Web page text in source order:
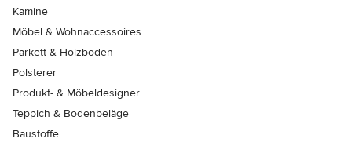
Kamine
Möbel & Wohnaccessoires
Parkett & Holzböden
Polsterer
Produkt- & Möbeldesigner
Teppich & Bodenbeläge
Baustoffe